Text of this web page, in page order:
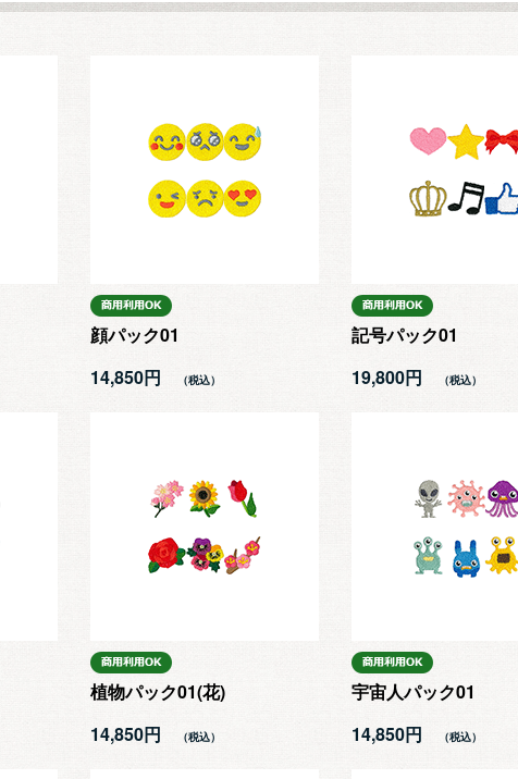
顔パック01
14,850円
記号パック01
19,800円
植物パック01(花)
14,850円
宇宙人パック01
14,850円